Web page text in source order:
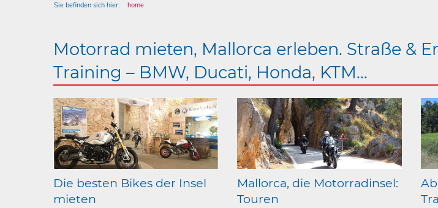
Sie befinden sich hier:
home
Motorrad mieten, Mallorca erleben. Straße &
Training – BMW, Ducati, Honda, KTM...
Die besten Bikes der Insel
mieten
Mallorca, die Motorradinsel:
Touren